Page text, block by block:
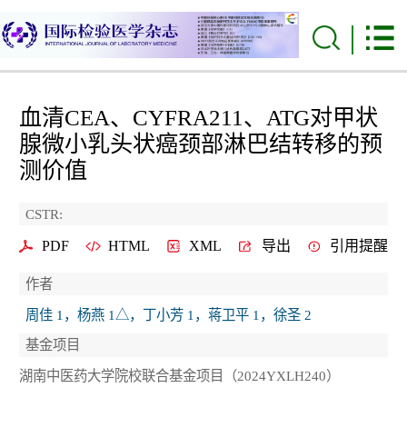
血清CEA、CYFRA211、ATG对甲状
腺微小乳头状癌颈部淋巴结转移的预
测价值
CSTR:
PDF HTML XML 导出 引用提醒
作者
周佳 1，杨燕 1△，丁小芳 1，蒋卫平 1，徐圣 2
基金项目
湖南中医药大学院校联合基金项目（2024YXLH240）